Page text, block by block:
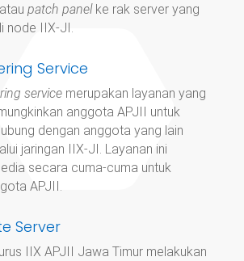
patch panelke rak server yang
node IIX-JI.
Service
servicemerupakan layanan yang
anggota APJII untuk
dengan anggota yang lain
jaringan IIX-JI. Layanan ini
secara cuma-cuma untuk
APJII.
Server
IIX APJII Jawa Timur melakukan